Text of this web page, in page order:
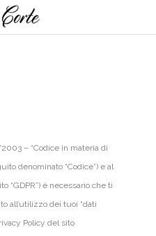
– “Codice in materia di
denominato “Codice”) e al
“GDPR”) è necessario che ti
all’utilizzo dei tuoi “dati
Policy del sito